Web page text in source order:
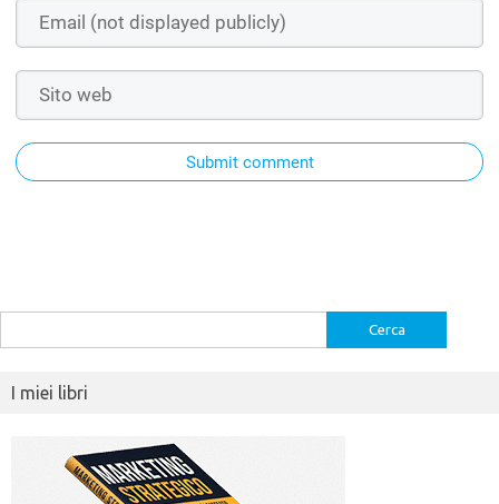
Submit comment
per:
I miei libri